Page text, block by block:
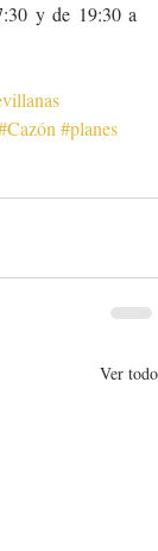
y de 19:30 a
#planes
Ver todo